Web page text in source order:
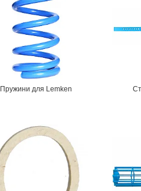
Пружини для Lemken